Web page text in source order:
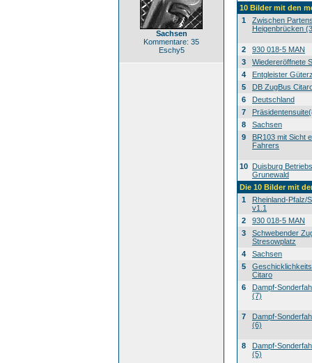
Sachsen
Kommentare: 35
Eschy5
10 Bilder mit den
1
Zwischen
Heigenbrücken
2
930 018-5 MAN
3
Wiedereröffnete
4
Entgleister
5
DB ZugBus
6
Deutschland
7
8
Sachsen
9
BR103 mit Sicht
Fahrers
10 Duisburg
Grunewald
Die 10 Bilder mit
1
Rheinland-Pfalz/
v1.1
2
930 018-5 MAN
3
Schwebender
Stresowplatz
4
Sachsen
5
Citaro
6
Dampf-
(7)
7
Dampf-
(6)
8
Dampf-
(5)